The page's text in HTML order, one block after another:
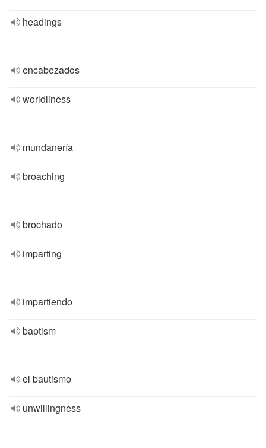
headings
encabezados
worldliness
mundanería
broaching
brochado
imparting
impartiendo
baptism
el bautismo
unwillingness